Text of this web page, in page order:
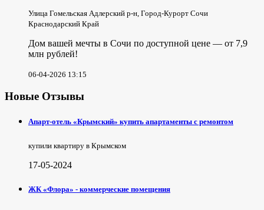
Улица Гомельская Адлерский р-н, Город-Курорт Сочи
Краснодарский Край
Дом вашей мечты в Сочи по доступной цене — от 7,9
млн рублей!
06-04-2026 13:15
Новые Отзывы
Апарт-отель «Крымский» купить апартаменты с ремонтом
купили квартиру в Крымском
17-05-2024
ЖК «Флора» - коммерческие помещения